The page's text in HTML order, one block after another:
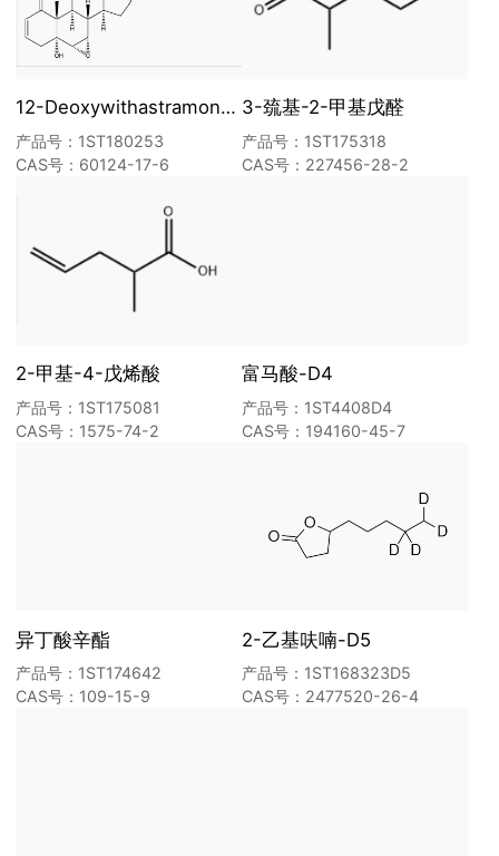
12-Deoxywithastramonolide
产品号：1ST180253
CAS号：60124-17-6
3-巯基-2-甲基戊醛
产品号：1ST175318
CAS号：227456-28-2
2-甲基-4-戊烯酸
产品号：1ST175081
CAS号：1575-74-2
富马酸-D4
产品号：1ST4408D4
CAS号：194160-45-7
异丁酸辛酯
产品号：1ST174642
CAS号：109-15-9
2-乙基呋喃-D5
产品号：1ST168323D5
CAS号：2477520-26-4